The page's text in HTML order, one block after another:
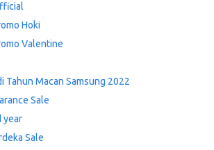
Hoki
Valentine
Tahun Macan Samsung 2022
Sale
year
Sale